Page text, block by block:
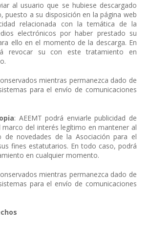
al usuario que se hubiese descargado
puesto a su disposición en la página web
relacionada con la temática de la
electrónicos por haber prestado su
ello en el momento de la descarga. En
revocar su con este tratamiento en
mientras permanezca dado de
para el envío de comunicaciones
: AEEMT podrá enviarle publicidad de
marco del interés legítimo en mantener al
de novedades de la Asociación para el
fines estatutarios. En todo caso, podrá
en cualquier momento.
mientras permanezca dado de
para el envío de comunicaciones